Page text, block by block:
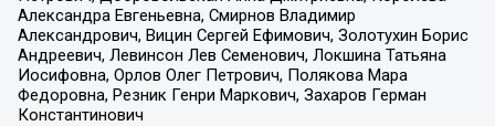
Александра Евгеньевна, Смирнов Владимир
Александрович, Вицин Сергей Ефимович, Золотухин Борис
Андреевич, Левинсон Лев Семенович, Локшина Татьяна
Иосифовна, Орлов Олег Петрович, Полякова Мара
Федоровна, Резник Генри Маркович, Захаров Герман
Константинович